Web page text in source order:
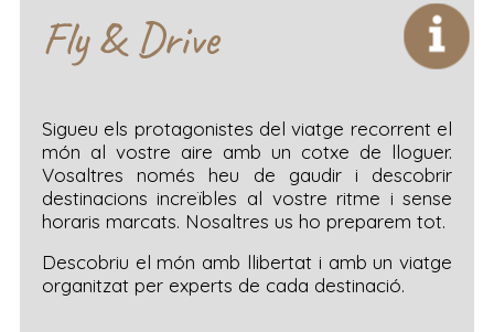
Fly & Drive
Sigueu els protagonistes del viatge recorrent el
món al vostre aire amb un cotxe de lloguer.
Vosaltres només heu de gaudir i descobrir
destinacions increïbles al vostre ritme i sense
horaris marcats. Nosaltres us ho preparem tot.
Descobriu el món amb llibertat i amb un viatge
organitzat per experts de cada destinació.